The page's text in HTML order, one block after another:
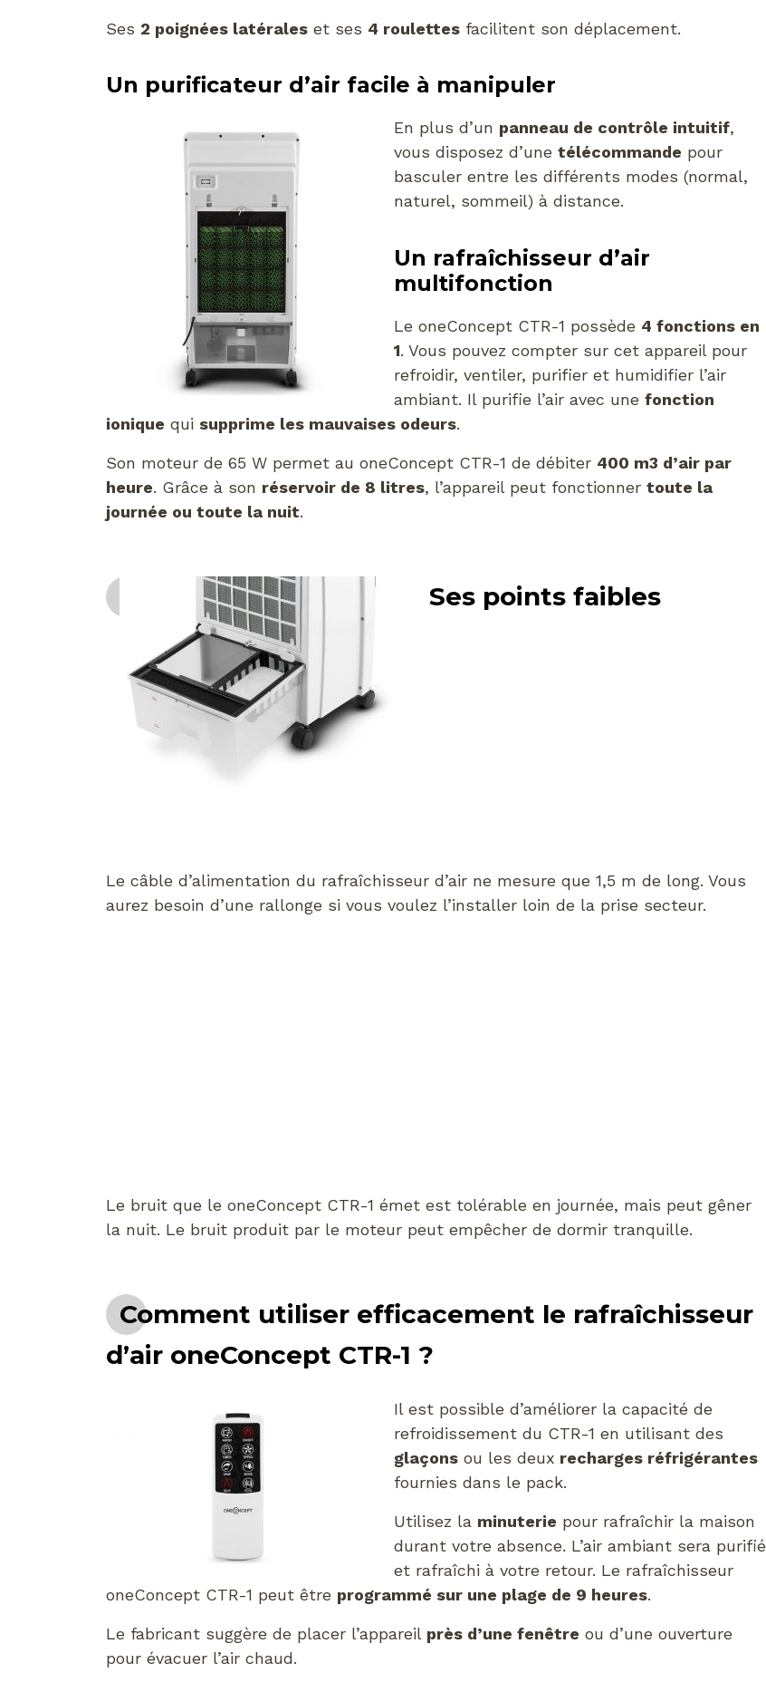
Ses 2 poignées latérales et ses 4 roulettes facilitent son déplacement.
Un purificateur d’air facile à manipuler
En plus d’un panneau de contrôle intuitif,
vous disposez d’une télécommande pour
basculer entre les différents modes (normal,
naturel, sommeil) à distance.
Un rafraîchisseur d’air
multifonction
Le oneConcept CTR-1 possède 4 fonctions en
1. Vous pouvez compter sur cet appareil pour
refroidir, ventiler, purifier et humidifier l’air
ambiant. Il purifie l’air avec une fonction
ionique qui supprime les mauvaises odeurs.
Son moteur de 65 W permet au oneConcept CTR-1 de débiter 400 m3 d’air par
heure. Grâce à son réservoir de 8 litres, l’appareil peut fonctionner toute la
journée ou toute la nuit.
Ses points faibles
Le câble d’alimentation du rafraîchisseur d’air ne mesure que 1,5 m de long. Vous
aurez besoin d’une rallonge si vous voulez l’installer loin de la prise secteur.
Le bruit que le oneConcept CTR-1 émet est tolérable en journée, mais peut gêner
la nuit. Le bruit produit par le moteur peut empêcher de dormir tranquille.
Comment utiliser efficacement le rafraîchisseur
d’air oneConcept CTR-1 ?
Il est possible d’améliorer la capacité de
refroidissement du CTR-1 en utilisant des
glaçons ou les deux recharges réfrigérantes
fournies dans le pack.
Utilisez la minuterie pour rafraîchir la maison
durant votre absence. L’air ambiant sera purifié
et rafraîchi à votre retour. Le rafraîchisseur
oneConcept CTR-1 peut être programmé sur une plage de 9 heures.
Le fabricant suggère de placer l’appareil près d’une fenêtre ou d’une ouverture
pour évacuer l’air chaud.